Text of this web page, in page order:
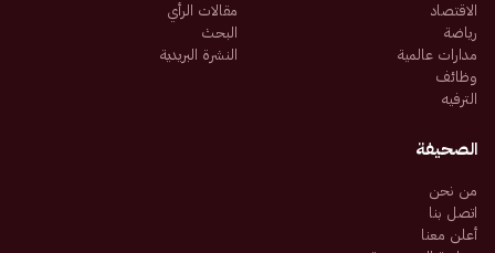
الاقتصاد
رياضة
مدارات عالمية
وظائف
الترفيه
مقالات الرأي
البحث
النشرة البريدية
الصحيفة
من نحن
اتصل بنا
أعلن معنا